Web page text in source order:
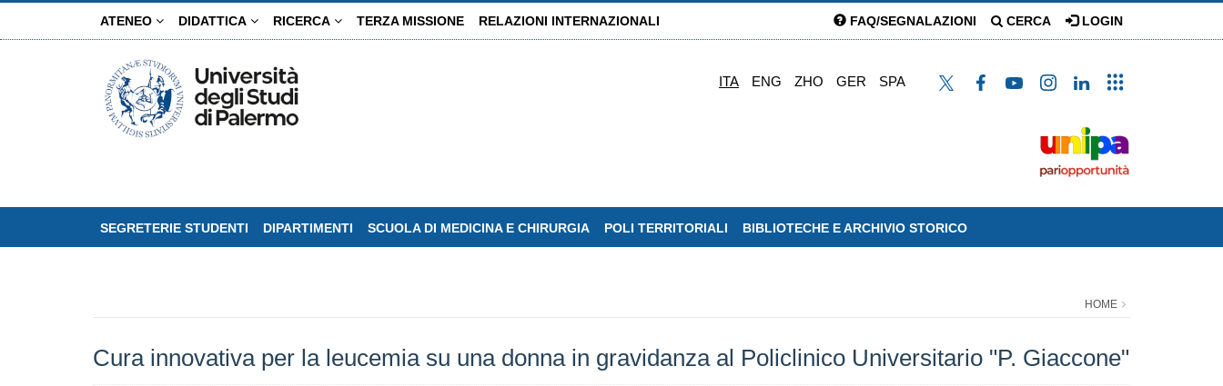
ATENEO DIDATTICA RICERCA TERZA MISSIONE RELAZIONI INTERNAZIONALI FAQ/SEGNALAZIONI CERCA LOGIN
ITA ENG ZHO GER SPA
SEGRETERIE STUDENTI DIPARTIMENTI SCUOLA DI MEDICINA E CHIRURGIA POLI TERRITORIALI BIBLIOTECHE E ARCHIVIO STORICO
HOME
Cura innovativa per la leucemia su una donna in gravidanza al Policlinico Universitario "P. Giaccone"